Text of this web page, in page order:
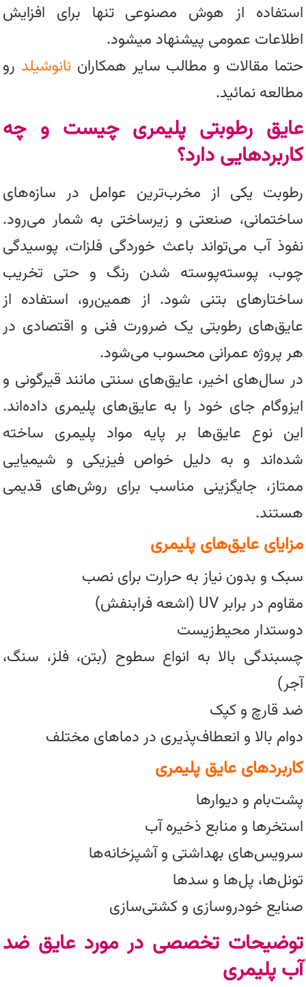
استفاده از هوش مصنوعی تنها برای افزایش
اطلاعات عمومی پیشنهاد میشود.
حتما مقالات و مطالب سایر همکاران نانوشیلد رو
مطالعه نمائید.
عایق رطوبتی پلیمری چیست و چه
کاربردهایی دارد؟
رطوبت یکی از مخرب‌ترین عوامل در سازه‌های
ساختمانی، صنعتی و زیرساختی به شمار می‌رود.
نفوذ آب می‌تواند باعث خوردگی فلزات، پوسیدگی
چوب، پوسته‌پوسته شدن رنگ و حتی تخریب
ساختارهای بتنی شود. از همین‌رو، استفاده از
عایق‌های رطوبتی یک ضرورت فنی و اقتصادی در
هر پروژه عمرانی محسوب می‌شود.
در سال‌های اخیر، عایق‌های سنتی مانند قیرگونی و
ایزوگام جای خود را به عایق‌های پلیمری داده‌اند.
این نوع عایق‌ها بر پایه مواد پلیمری ساخته
شده‌اند و به دلیل خواص فیزیکی و شیمیایی
ممتاز، جایگزینی مناسب برای روش‌های قدیمی
هستند.
مزایای عایق‌های پلیمری
سبک و بدون نیاز به حرارت برای نصب
مقاوم در برابر UV (اشعه فرابنفش)
دوستدار محیط‌زیست
چسبندگی بالا به انواع سطوح (بتن، فلز، سنگ،
آجر)
ضد قارچ و کپک
دوام بالا و انعطاف‌پذیری در دماهای مختلف
کاربردهای عایق پلیمری
پشت‌بام و دیوارها
استخرها و منابع ذخیره آب
سرویس‌های بهداشتی و آشپزخانه‌ها
تونل‌ها، پل‌ها و سدها
صنایع خودروسازی و کشتی‌سازی
توضیحات تخصصی در مورد عایق ضد
آب پلیمری